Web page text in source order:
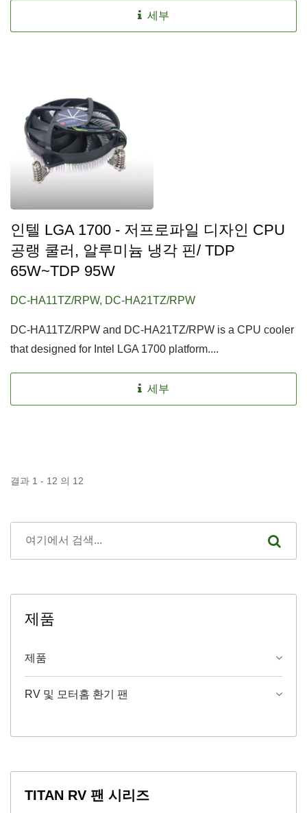
세부
인텔 LGA 1700 - 저프로파일 디자인 CPU
공랭 쿨러, 알루미늄 냉각 핀/ TDP
65W~TDP 95W
DC-HA11TZ/RPW, DC-HA21TZ/RPW
DC-HA11TZ/RPW and DC-HA21TZ/RPW is a CPU cooler
that designed for Intel LGA 1700 platform....
세부
결과 1 - 12 의 12
제품
제품
RV 및 모터홈 환기 팬
TITAN RV 팬 시리즈